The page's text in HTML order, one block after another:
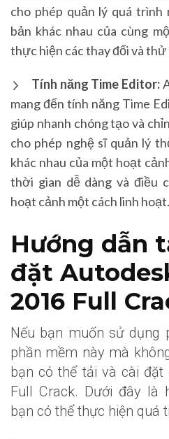
cho phép quản lý quá trình
bản khác nhau của cùng
thực hiện các thay đổi và thử
Tính năng Time Editor:
mang đến tính năng Time
giúp nhanh chóng tạo và
cho phép nghệ sĩ quản lý
khác nhau của một hoạt
thời gian dễ dàng và điều
hoạt cảnh một cách linh hoạt.
Hướng dẫn
đặt
2016 Full
Nếu bạn muốn sử dụng
phần mềm này mà
bạn có thể tải và cài đặt
Full Crack. Dưới đây là
bạn có thể thực hiện quá